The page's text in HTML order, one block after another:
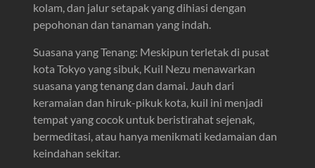
kolam, dan jalur setapak yang dihiasi dengan
pepohonan dan tanaman yang indah.
Suasana yang Tenang: Meskipun terletak di pusat
kota Tokyo yang sibuk, Kuil Nezu menawarkan
suasana yang tenang dan damai. Jauh dari
keramaian dan hiruk-pikuk kota, kuil ini menjadi
tempat yang cocok untuk beristirahat sejenak,
bermeditasi, atau hanya menikmati kedamaian dan
keindahan sekitar.